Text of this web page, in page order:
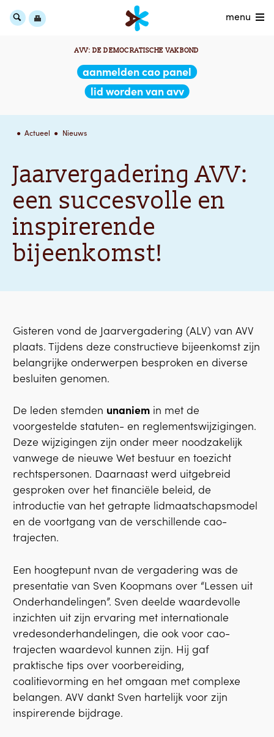
aanmelden cao panel
lid worden van avv
menu
AVV: DE DEMOCRATISCHE VAKBOND
Actueel Nieuws
Jaarvergadering AVV:
een succesvolle en
inspirerende
bijeenkomst!
Gisteren vond de Jaarvergadering (ALV) van AVV
plaats. Tijdens deze constructieve bijeenkomst zijn
belangrijke onderwerpen besproken en diverse
besluiten genomen.
De leden stemden unaniem in met de
voorgestelde statuten- en reglementswijzigingen.
Deze wijzigingen zijn onder meer noodzakelijk
vanwege de nieuwe Wet bestuur en toezicht
rechtspersonen. Daarnaast werd uitgebreid
gesproken over het financiële beleid, de
introductie van het getrapte lidmaatschapsmodel
en de voortgang van de verschillende cao-
trajecten.
Een hoogtepunt nvan de vergadering was de
presentatie van Sven Koopmans over “Lessen uit
Onderhandelingen”. Sven deelde waardevolle
inzichten uit zijn ervaring met internationale
vredesonderhandelingen, die ook voor cao-
trajecten waardevol kunnen zijn. Hij gaf
praktische tips over voorbereiding,
coalitievorming en het omgaan met complexe
belangen. AVV dankt Sven hartelijk voor zijn
inspirerende bijdrage.